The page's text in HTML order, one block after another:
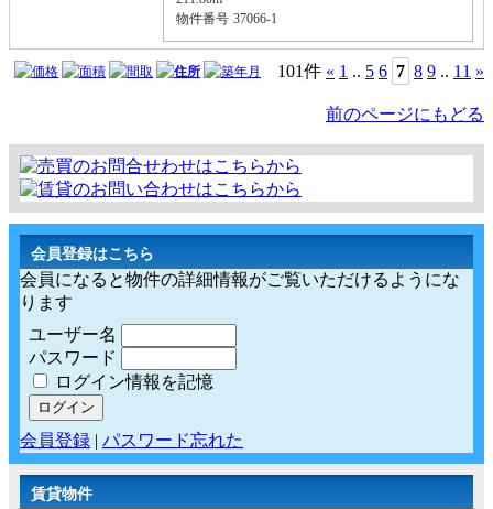
物件番号 37066-1
価格 面積 間取 住所 築年月 101件 « 1 .. 5 6 7 8 9 .. 11 »
前のページにもどる
会員登録はこちら
会員になると物件の詳細情報がご覧いただけるようにな
ります
ユーザー名
パスワード
ログイン情報を記憶
会員登録 | パスワード忘れた
賃貸物件